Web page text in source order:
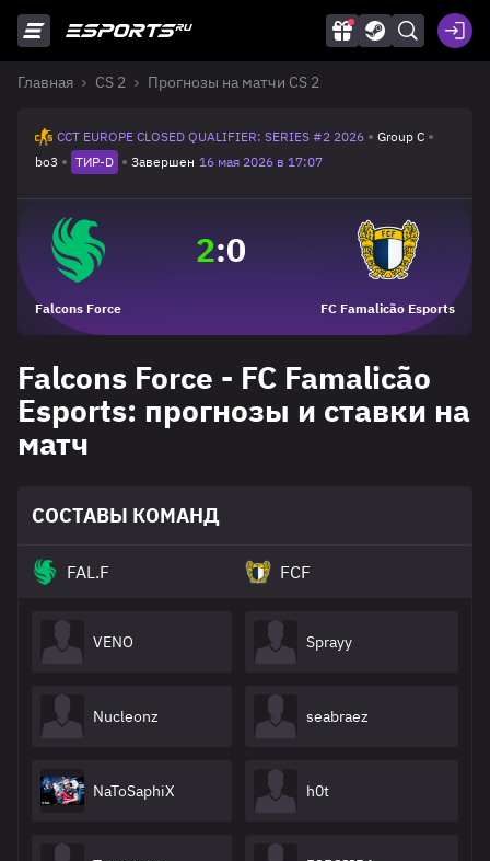
Главная CS 2 Прогнозы на матчи CS 2
CCT EUROPE CLOSED QUALIFIER: SERIES #2 2026
Group C
bo3
ТИР-D Завершен 16 мая 2026 в 17:07
Falcons Force
2:0
FC Famalicão Esports
Falcons Force - FC Famalicão
Esports: прогнозы и ставки на
матч
СОСТАВЫ КОМАНД
FAL.F
VENO
Nucleonz
NaToSaphiX
FCF
Sprayy
seabraez
h0t